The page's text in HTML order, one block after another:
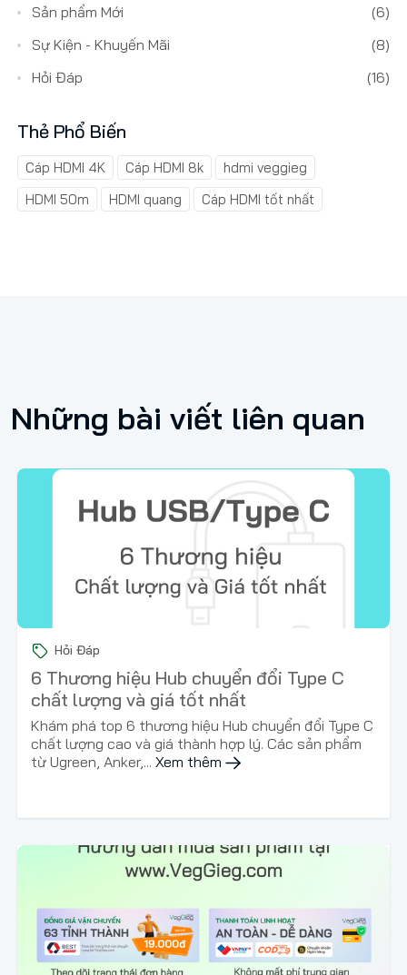
Sản phẩm Mới
(6)
Sự Kiện - Khuyến Mãi
(8)
Hỏi Đáp
(16)
Thẻ Phổ Biến
Cáp HDMI 4K Cáp HDMI 8k
hdmi veggieg
HDMI 50m
HDMI quang Cáp HDMI tốt nhất
Những bài viết liên quan
Hỏi Đáp
6 Thương hiệu Hub chuyển đổi Type C
chất lượng và giá tốt nhất
Khám phá top 6 thương hiệu Hub chuyển đổi Type C
chất lượng cao và giá thành hợp lý. Các sản phẩm
từ Ugreen, Anker,... Xem thêm